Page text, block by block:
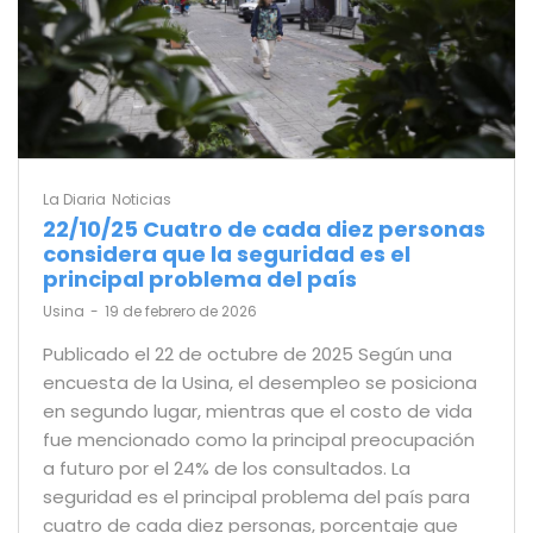
La Diaria Noticias
22/10/25 Cuatro de cada diez personas
considera que la seguridad es el
principal problema del país
by
Usina 19 de febrero de 2026
Publicado el 22 de octubre de 2025 Según una
encuesta de la Usina, el desempleo se posiciona
en segundo lugar, mientras que el costo de vida
fue mencionado como la principal preocupación
a futuro por el 24% de los consultados. La
seguridad es el principal problema del país para
cuatro de cada diez personas, porcentaje que